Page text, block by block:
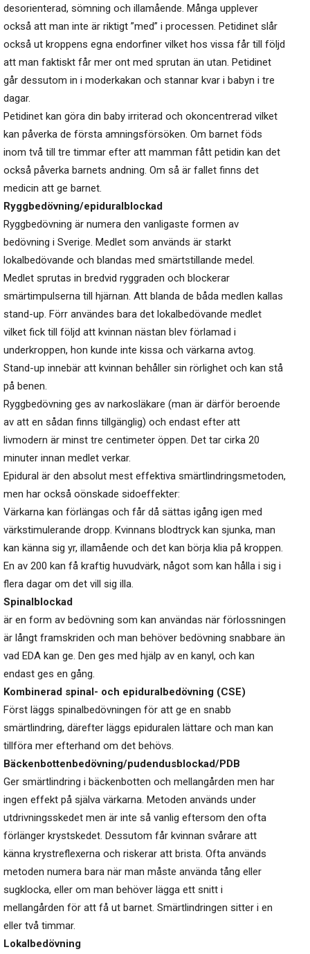
desorienterad, sömning och illamående. Många upplever
också att man inte är riktigt ”med” i processen. Petidinet slår
också ut kroppens egna endorfiner vilket hos vissa får till följd
att man faktiskt får mer ont med sprutan än utan. Petidinet
går dessutom in i moderkakan och stannar kvar i babyn i tre
dagar.
Petidinet kan göra din baby irriterad och okoncentrerad vilket
kan påverka de första amningsförsöken. Om barnet föds
inom två till tre timmar efter att mamman fått petidin kan det
också påverka barnets andning. Om så är fallet finns det
medicin att ge barnet.
Ryggbedövning/epiduralblockad
Ryggbedövning är numera den vanligaste formen av
bedövning i Sverige. Medlet som används är starkt
lokalbedövande och blandas med smärtstillande medel.
Medlet sprutas in bredvid ryggraden och blockerar
smärtimpulserna till hjärnan. Att blanda de båda medlen kallas
stand-up. Förr användes bara det lokalbedövande medlet
vilket fick till följd att kvinnan nästan blev förlamad i
underkroppen, hon kunde inte kissa och värkarna avtog.
Stand-up innebär att kvinnan behåller sin rörlighet och kan stå
på benen.
Ryggbedövning ges av narkosläkare (man är därför beroende
av att en sådan finns tillgänglig) och endast efter att
livmodern är minst tre centimeter öppen. Det tar cirka 20
minuter innan medlet verkar.
Epidural är den absolut mest effektiva smärtlindringsmetoden,
men har också oönskade sidoeffekter:
Värkarna kan förlängas och får då sättas igång igen med
värkstimulerande dropp. Kvinnans blodtryck kan sjunka, man
kan känna sig yr, illamående och det kan börja klia på kroppen.
En av 200 kan få kraftig huvudvärk, något som kan hålla i sig i
flera dagar om det vill sig illa.
Spinalblockad
är en form av bedövning som kan användas när förlossningen
är långt framskriden och man behöver bedövning snabbare än
vad EDA kan ge. Den ges med hjälp av en kanyl, och kan
endast ges en gång.
Kombinerad spinal- och epiduralbedövning (CSE)
Först läggs spinalbedövningen för att ge en snabb
smärtlindring, därefter läggs epiduralen lättare och man kan
tillföra mer efterhand om det behövs.
Bäckenbottenbedövning/pudendusblockad/PDB
Ger smärtlindring i bäckenbotten och mellangården men har
ingen effekt på själva värkarna. Metoden används under
utdrivningsskedet men är inte så vanlig eftersom den ofta
förlänger krystskedet. Dessutom får kvinnan svårare att
känna krystreflexerna och riskerar att brista. Ofta används
metoden numera bara när man måste använda tång eller
sugklocka, eller om man behöver lägga ett snitt i
mellangården för att få ut barnet. Smärtlindringen sitter i en
eller två timmar.
Lokalbedövning